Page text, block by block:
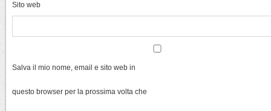
Sito web
Salva il mio nome, email e sito web in
questo browser per la prossima volta che